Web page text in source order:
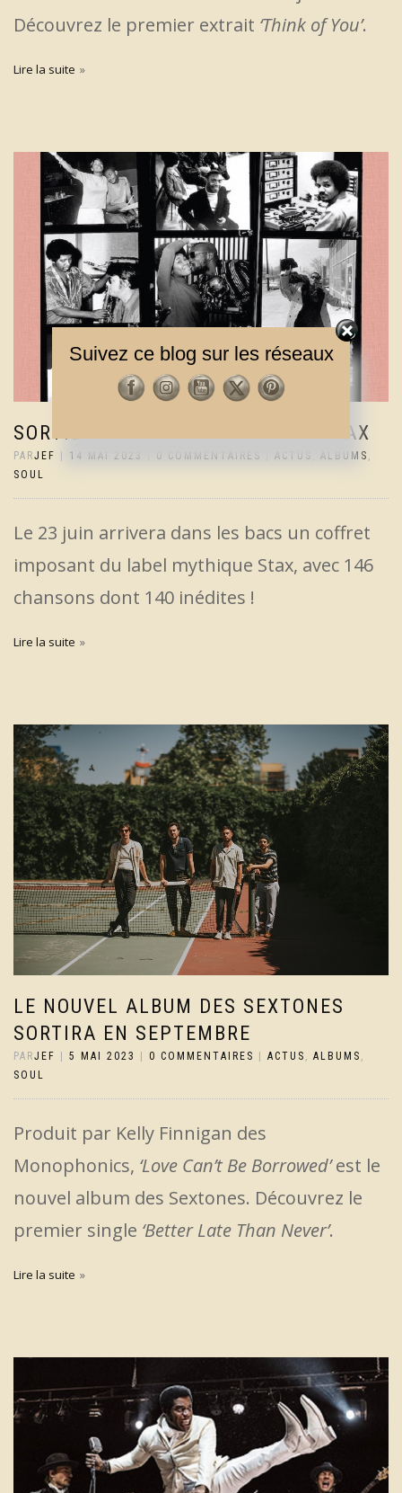
Découvrez le premier extrait ‘Think of You’.
Lire la suite
SORTIE GARGANTUESQUE CHEZ STAX
PARJEF 14 MAI 2023 0 COMMENTAIRES ACTUS ALBUMS ,
SOUL
Le 23 juin arrivera dans les bacs un coffret
imposant du label mythique Stax, avec 146
chansons dont 140 inédites !
Lire la suite
LE NOUVEL ALBUM DES SEXTONES
SORTIRA EN SEPTEMBRE
PARJEF 5 MAI 2023 0 COMMENTAIRES ACTUS , ALBUMS ,
SOUL
Produit par Kelly Finnigan des
Monophonics, ‘Love Can’t Be Borrowed’est le
nouvel album des Sextones. Découvrez le
premier single ‘Better Late Than Never’.
Lire la suite
Suivez ce blog sur les réseaux